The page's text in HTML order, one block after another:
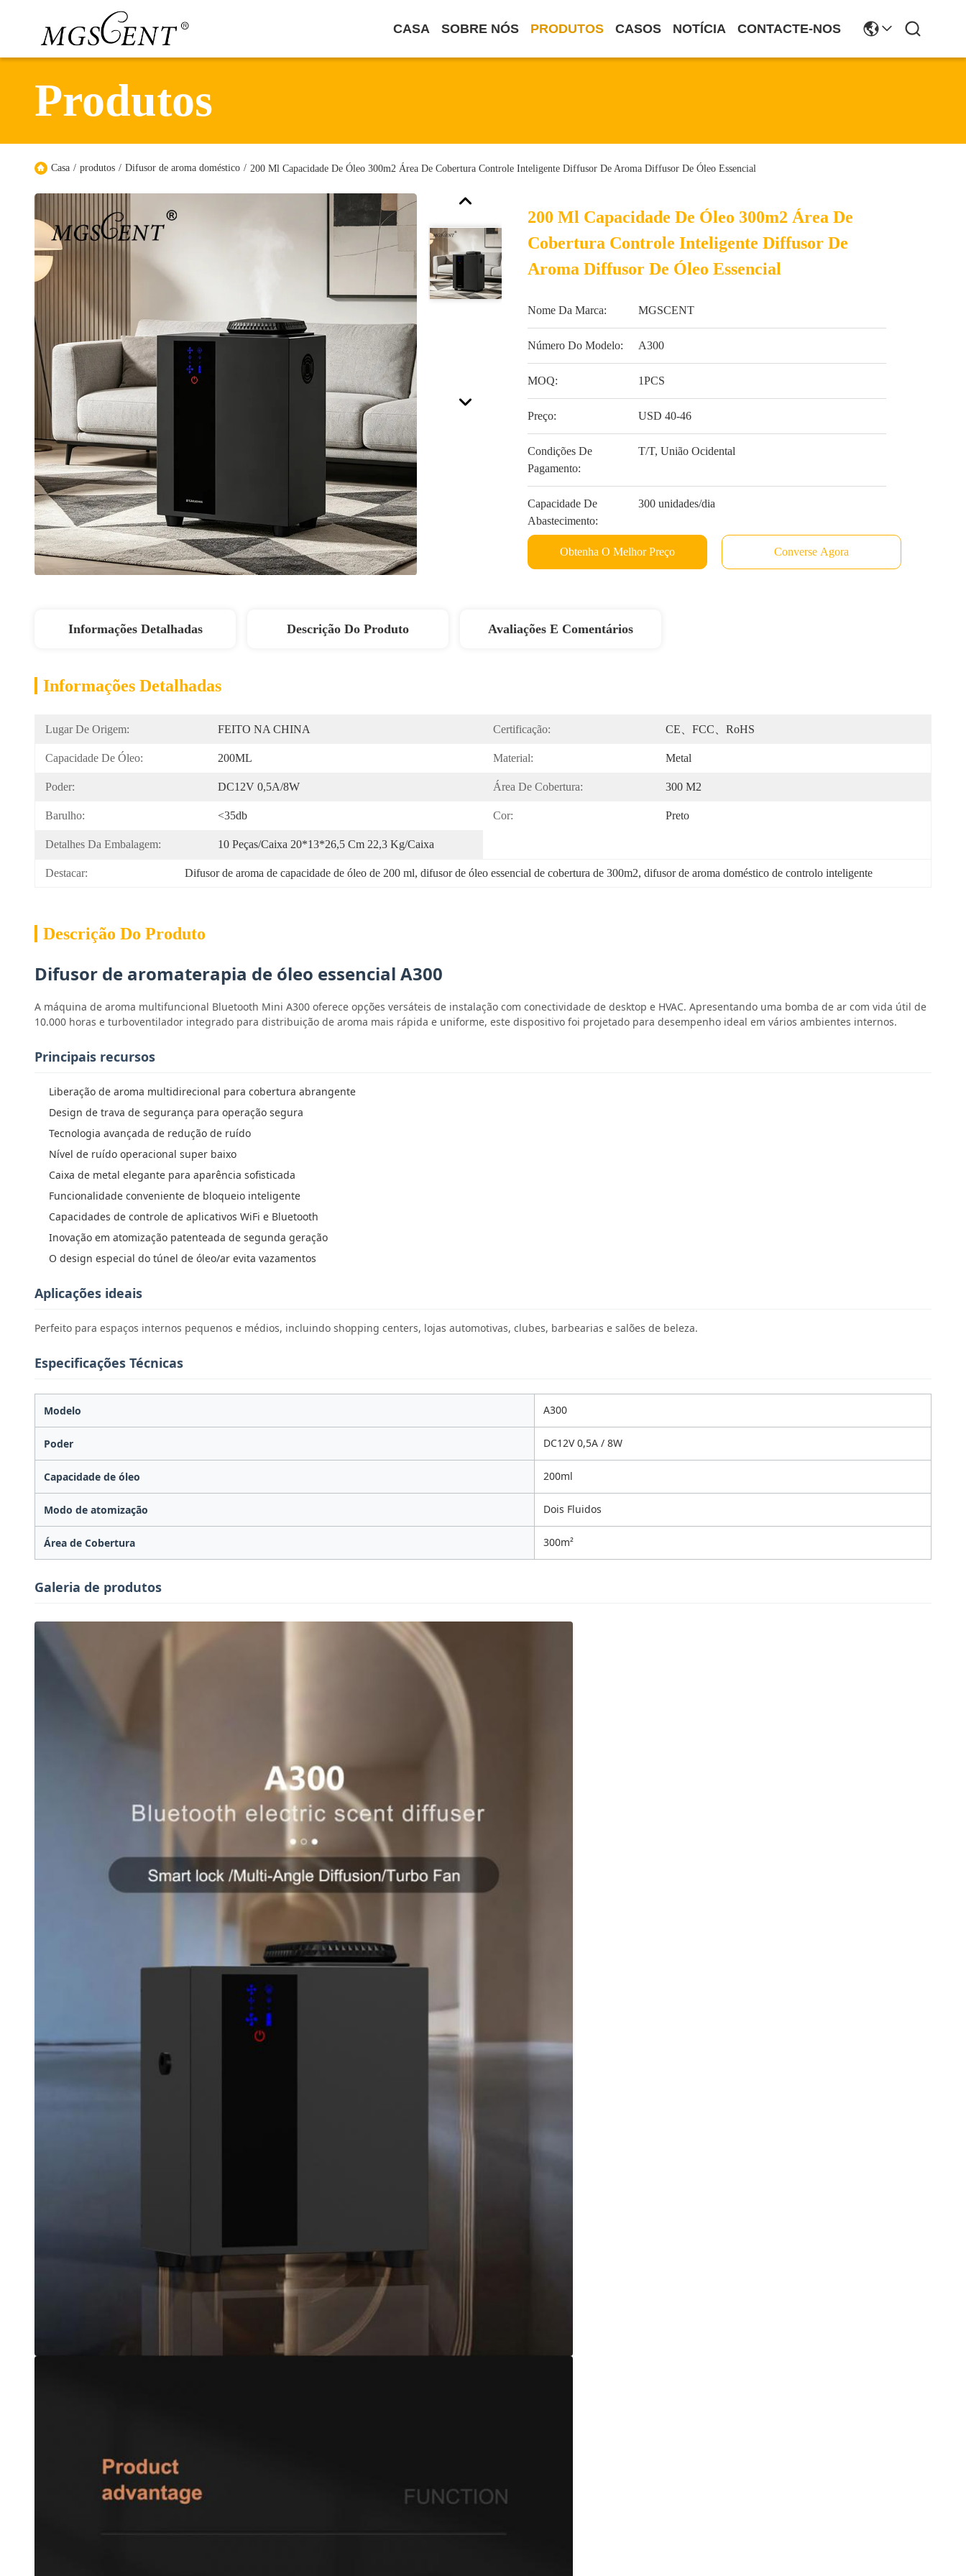
CASA SOBRE NÓS PRODUTOS CASOS NOTÍCIA CONTACTE-NOS
Produtos
Casa / produtos / Difusor de aroma doméstico / 200 Ml Capacidade De Óleo 300m2 Área De Cobertura Controle Inteligente Diffusor De Aroma Diffusor De Óleo Essencial
200 Ml Capacidade De Óleo 300m2 Área De
Cobertura Controle Inteligente Diffusor De
Aroma Diffusor De Óleo Essencial
Nome Da Marca: MGSCENT
Número Do Modelo: A300
MOQ: 1PCS
Preço: USD 40-46
Condições De
Pagamento:
T/T, União Ocidental
Capacidade De
Abastecimento:
300 unidades/dia
Obtenha O Melhor Preço Converse Agora
Informações Detalhadas Descrição Do Produto Avaliações E Comentários
Informações Detalhadas
Lugar De Origem: FEITO NA CHINA Certificação: CE、FCC、RoHS
Capacidade De Óleo: 200ML Material: Metal
Poder: DC12V 0,5A/8W Área De Cobertura: 300 M2
Barulho: <35db Cor: Preto
Detalhes Da Embalagem: 10 Peças/caixa 20*13*26,5 Cm 22,3 Kg/caixa
Destacar: Difusor de aroma de capacidade de óleo de 200 ml, difusor de óleo essencial de cobertura de 300m2, difusor de aroma doméstico de controlo inteligente
Descrição Do Produto
Difusor de aromaterapia de óleo essencial A300
A máquina de aroma multifuncional Bluetooth Mini A300 oferece opções versáteis de instalação com conectividade de desktop e HVAC. Apresentando uma bomba de ar com vida útil de
10.000 horas e turboventilador integrado para distribuição de aroma mais rápida e uniforme, este dispositivo foi projetado para desempenho ideal em vários ambientes internos.
Principais recursos
Liberação de aroma multidirecional para cobertura abrangente
Design de trava de segurança para operação segura
Tecnologia avançada de redução de ruído
Nível de ruído operacional super baixo
Caixa de metal elegante para aparência sofisticada
Funcionalidade conveniente de bloqueio inteligente
Capacidades de controle de aplicativos WiFi e Bluetooth
Inovação em atomização patenteada de segunda geração
O design especial do túnel de óleo/ar evita vazamentos
Aplicações ideais
Perfeito para espaços internos pequenos e médios, incluindo shopping centers, lojas automotivas, clubes, barbearias e salões de beleza.
Especificações Técnicas
Modelo A300
Poder DC12V 0,5A / 8W
Capacidade de óleo 200ml
Modo de atomização Dois Fluidos
Área de Cobertura 300m²
Galeria de produtos